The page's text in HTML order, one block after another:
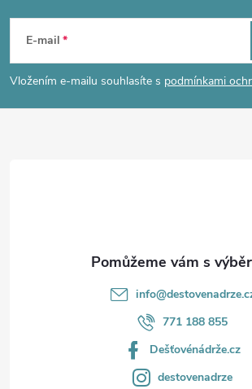
p
a
E-mail
Vložením e-mailu souhlasíte s podmínkami
info@
771 188 855
Dešťovénádrže.cz
destovenadrze